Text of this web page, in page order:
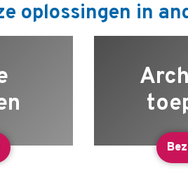
oplossingen in